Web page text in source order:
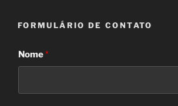
FORMULÁRIO DE CONTATO
Nome*